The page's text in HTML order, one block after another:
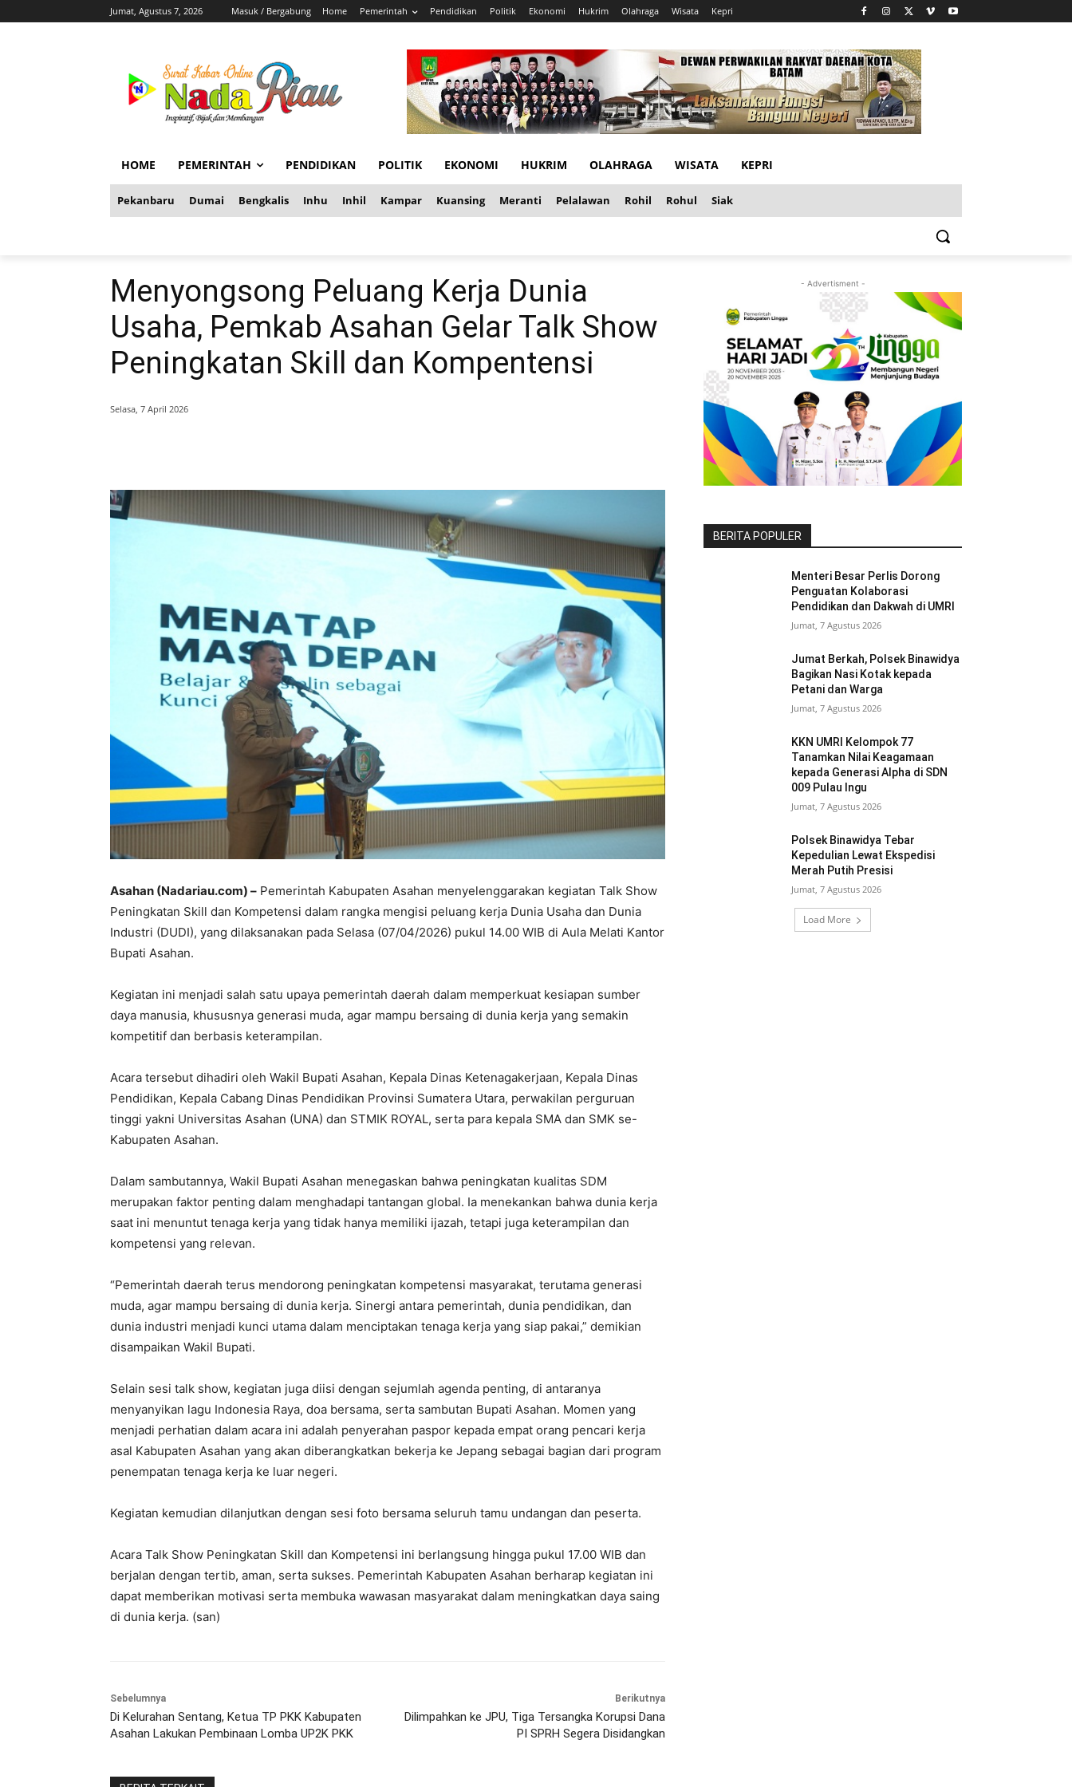
Jumat, Agustus 7, 2026 Masuk / Bergabung Home Pemerintah Pendidikan Politik Ekonomi Hukrim Olahraga Wisata Kepri
HOME PEMERINTAH PENDIDIKAN POLITIK EKONOMI HUKRIM OLAHRAGA WISATA KEPRI
Pekanbaru Dumai Bengkalis Inhu Inhil Kampar Kuansing Meranti Pelalawan Rohil Rohul Siak
Menyongsong Peluang Kerja Dunia
Usaha, Pemkab Asahan Gelar Talk Show
Peningkatan Skill dan Kompentensi
Selasa, 7 April 2026
Asahan (Nadariau.com) – Pemerintah Kabupaten Asahan menyelenggarakan kegiatan Talk Show
Peningkatan Skill dan Kompetensi dalam rangka mengisi peluang kerja Dunia Usaha dan Dunia
Industri (DUDI), yang dilaksanakan pada Selasa (07/04/2026) pukul 14.00 WIB di Aula Melati Kantor
Bupati Asahan.
Kegiatan ini menjadi salah satu upaya pemerintah daerah dalam memperkuat kesiapan sumber
daya manusia, khususnya generasi muda, agar mampu bersaing di dunia kerja yang semakin
kompetitif dan berbasis keterampilan.
Acara tersebut dihadiri oleh Wakil Bupati Asahan, Kepala Dinas Ketenagakerjaan, Kepala Dinas
Pendidikan, Kepala Cabang Dinas Pendidikan Provinsi Sumatera Utara, perwakilan perguruan
tinggi yakni Universitas Asahan (UNA) dan STMIK ROYAL, serta para kepala SMA dan SMK se-
Kabupaten Asahan.
Dalam sambutannya, Wakil Bupati Asahan menegaskan bahwa peningkatan kualitas SDM
merupakan faktor penting dalam menghadapi tantangan global. Ia menekankan bahwa dunia kerja
saat ini menuntut tenaga kerja yang tidak hanya memiliki ijazah, tetapi juga keterampilan dan
kompetensi yang relevan.
“Pemerintah daerah terus mendorong peningkatan kompetensi masyarakat, terutama generasi
muda, agar mampu bersaing di dunia kerja. Sinergi antara pemerintah, dunia pendidikan, dan
dunia industri menjadi kunci utama dalam menciptakan tenaga kerja yang siap pakai,” demikian
disampaikan Wakil Bupati.
Selain sesi talk show, kegiatan juga diisi dengan sejumlah agenda penting, di antaranya
menyanyikan lagu Indonesia Raya, doa bersama, serta sambutan Bupati Asahan. Momen yang
menjadi perhatian dalam acara ini adalah penyerahan paspor kepada empat orang pencari kerja
asal Kabupaten Asahan yang akan diberangkatkan bekerja ke Jepang sebagai bagian dari program
penempatan tenaga kerja ke luar negeri.
Kegiatan kemudian dilanjutkan dengan sesi foto bersama seluruh tamu undangan dan peserta.
Acara Talk Show Peningkatan Skill dan Kompetensi ini berlangsung hingga pukul 17.00 WIB dan
berjalan dengan tertib, aman, serta sukses. Pemerintah Kabupaten Asahan berharap kegiatan ini
dapat memberikan motivasi serta membuka wawasan masyarakat dalam meningkatkan daya saing
di dunia kerja. (san)
Sebelumnya
Di Kelurahan Sentang, Ketua TP PKK Kabupaten
Asahan Lakukan Pembinaan Lomba UP2K PKK
Berikutnya
Dilimpahkan ke JPU, Tiga Tersangka Korupsi Dana
PI SPRH Segera Disidangkan
- Advertisment -
BERITA POPULER
Menteri Besar Perlis Dorong
Penguatan Kolaborasi
Pendidikan dan Dakwah di UMRI
Jumat, 7 Agustus 2026
Jumat Berkah, Polsek Binawidya
Bagikan Nasi Kotak kepada
Petani dan Warga
Jumat, 7 Agustus 2026
KKN UMRI Kelompok 77
Tanamkan Nilai Keagamaan
kepada Generasi Alpha di SDN
009 Pulau Ingu
Jumat, 7 Agustus 2026
Polsek Binawidya Tebar
Kepedulian Lewat Ekspedisi
Merah Putih Presisi
Jumat, 7 Agustus 2026
Load More